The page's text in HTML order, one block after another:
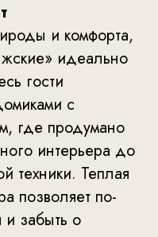
и комфорта,
идеально
гости
с
где продумано
интерьера до
техники. Теплая
позволяет по-
и забыть о